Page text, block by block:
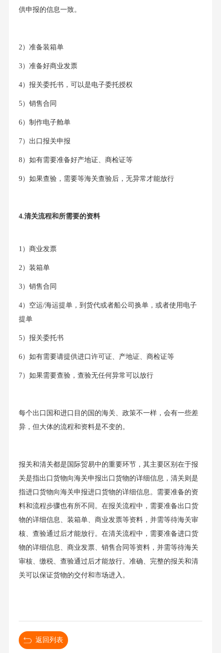
供申报的信息一致。
2）准备装箱单
3）准备好商业发票
4）报关委托书，可以是电子委托授权
5）销售合同
6）制作电子舱单
7）出口报关申报
8）如有需要准备好产地证、商检证等
9）如果查验，需要等海关查验后，无异常才能放行
4.清关流程和所需要的资料
1）商业发票
2）装箱单
3）销售合同
4）空运/海运提单，到货代或者船公司换单，或者使用电子
提单
5）报关委托书
6）如有需要请提供进口许可证、产地证、商检证等
7）如果需要查验，查验无任何异常可以放行
每个出口国和进口目的国的海关、政策不一样，会有一些差
异，但大体的流程和资料是不变的。
报关和清关都是国际贸易中的重要环节，其主要区别在于报
关是指出口货物向海关申报出口货物的详细信息，清关则是
指进口货物向海关申报进口货物的详细信息。需要准备的资
料和流程步骤也有所不同。在报关流程中，需要准备出口货
物的详细信息、装箱单、商业发票等资料，并需等待海关审
核、查验通过后才能放行。在清关流程中，需要准备进口货
物的详细信息、商业发票、销售合同等资料，并需等待海关
审核、缴税、查验通过后才能放行。准确、完整的报关和清
关可以保证货物的交付和市场进入。
返回列表